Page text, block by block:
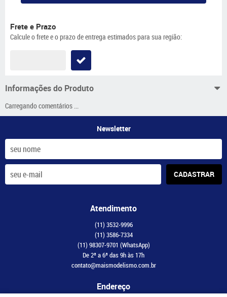
Frete e Prazo
Calcule o frete e o prazo de entrega estimados para sua região:
Informações do Produto
Carregando comentários ...
Newsletter
CADASTRAR
Atendimento
(11) 3532-9996
(11) 3586-7334
(11) 98307-9701 (WhatsApp)
De 2ª a 6ª das 9h às 17h
contato@maismodelismo.com.br
Endereço